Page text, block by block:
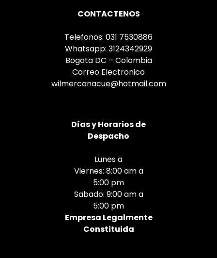
CONTACTENOS
Telefonos: 031 7530886
Whatsapp: 3124342929
Bogota DC – Colombia
Correo Electronico
wilmercanacue@hotmail.com
Díasy Horarios de
Despacho
Lunes a
Viernes: 8:00 am a
5:00 pm
Sabado: 9:00 am a
5:00 pm
Empresa Legalmente
Constituida